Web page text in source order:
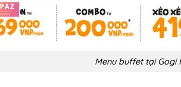
Menu buffet tại Gogi